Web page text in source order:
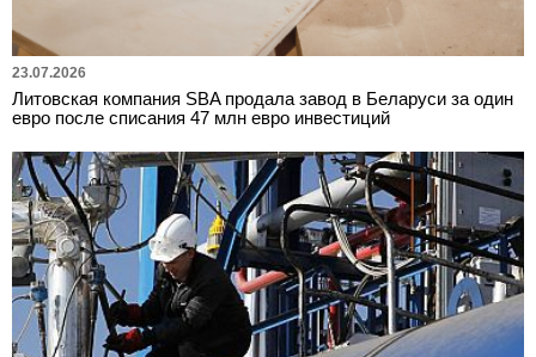
23.07.2026
Литовская компания SBA продала завод в Беларуси за один
евро после списания 47 млн евро инвестиций